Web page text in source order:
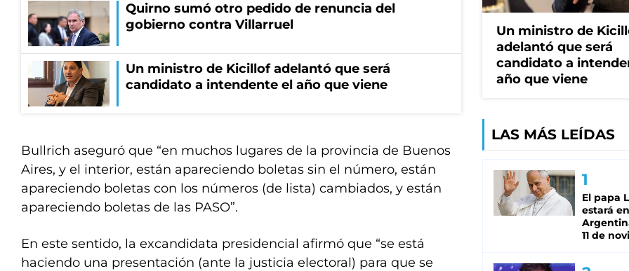
Quirno sumó otro pedido de renuncia del
gobierno contra Villarruel
Un ministro de Kicillof adelantó que será
candidato a intendente el año que viene
Bullrich aseguró que “en muchos lugares de la provincia de Buenos
Aires, y el interior, están apareciendo boletas sin el número, están
apareciendo boletas con los números (de lista) cambiados, y están
apareciendo boletas de las PASO”.
En este sentido, la excandidata presidencial afirmó que “se está
haciendo una presentación (ante la justicia electoral) para que se
Un ministro de
adelantó que será
candidato a
año que viene
LAS MÁS LEÍDAS
El papa
estará
11 de